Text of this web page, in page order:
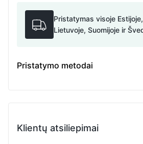
Pristatymas visoje
Lietuvoje, Suomijoje ir
Pristatymo metodai
Klientų atsiliepimai